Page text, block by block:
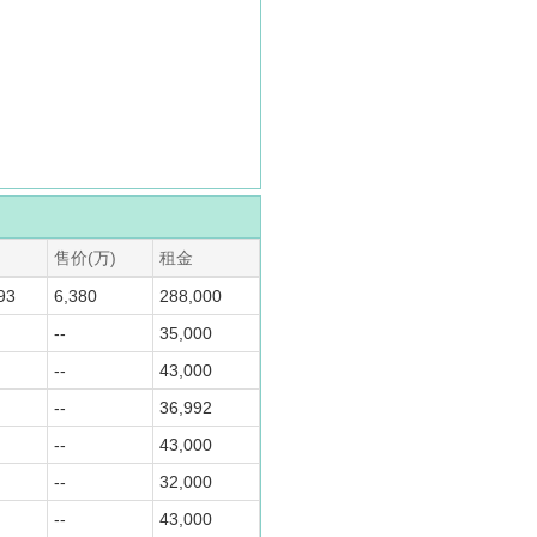
售价(万)
租金
6,380
288,000
--
35,000
--
43,000
--
36,992
--
43,000
--
32,000
--
43,000